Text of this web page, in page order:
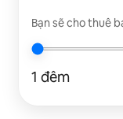
Bạn sẽ cho thuê
1 đêm